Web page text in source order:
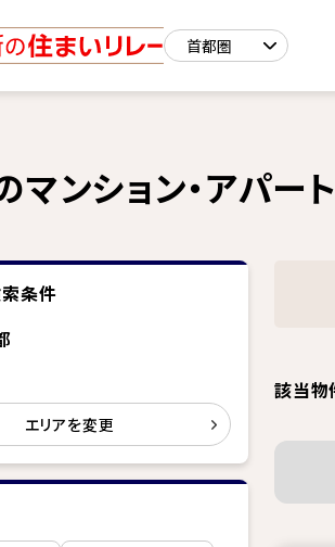
マンション・アパー
条件
エリアを変更
該当物